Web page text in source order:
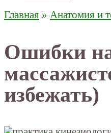
Главная » Анатомия и
Ошибки
избежать)